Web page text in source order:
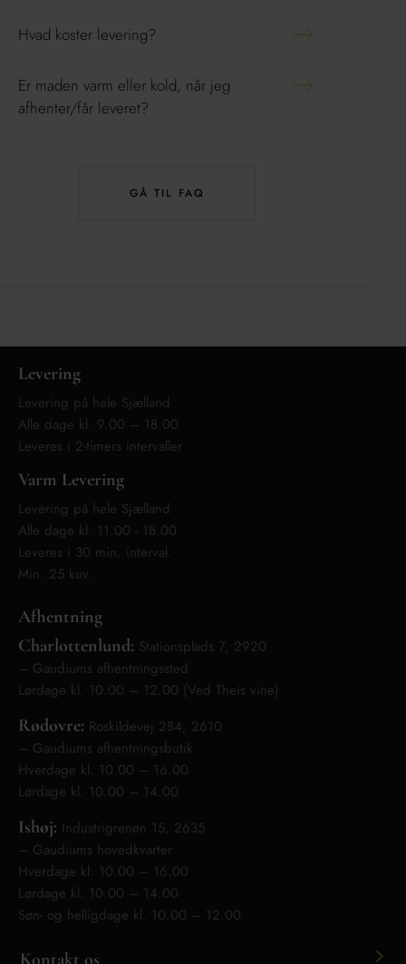
Hvad koster levering?
Er maden varm eller kold, når jeg
afhenter/får leveret?
GÅ TIL FAQ
Levering
Levering på hele Sjælland
Alle dage kl. 9.00 – 18.00
Leveres i 2-timers intervaller
Varm Levering
Levering på hele Sjælland
Alle dage kl. 11.00 - 18.00
Leveres i 30 min. interval.
Min. 25 kuv.
Afhentning
Charlottenlund: Stationsplads 7, 2920
– Gaudiums afhentningssted
Lørdage kl. 10.00 – 12.00 (Ved Theis vine)
Rødovre: Roskildevej 284, 2610
– Gaudiums afhentningsbutik
Hverdage kl. 10.00 – 16.00
Lørdage kl. 10.00 – 14.00
Ishøj: Industrigrenen 15, 2635
– Gaudiums hovedkvarter
Hverdage kl. 10.00 – 16.00
Lørdage kl. 10.00 – 14.00
Søn- og helligdage kl. 10.00 – 12.00
Kontakt os